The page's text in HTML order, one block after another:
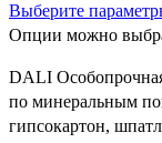
Выберите
Опции можно
DALI
по минеральным
гипсокартон,